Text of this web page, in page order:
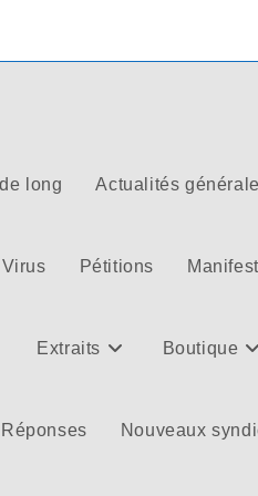
long Actualités
Virus Pétitions
Extraits Boutique
Nouveaux